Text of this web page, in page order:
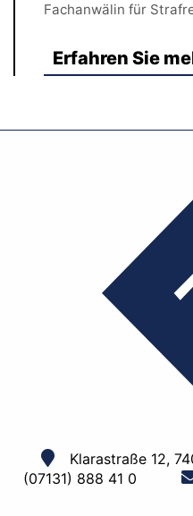
Fachanwälin für
Erfahren Sie
Klarastraße 12,
(07131) 888 41 0